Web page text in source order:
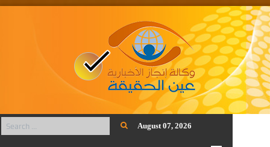
August 07, 2026